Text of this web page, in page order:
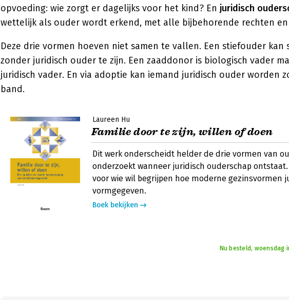
opvoeding: wie zorgt er dagelijks voor het kind? En juridisch
wettelijk als ouder wordt erkend, met alle bijbehorende rechten
Deze drie vormen hoeven niet samen te vallen. Een stiefouder kan
zonder juridisch ouder te zijn. Een zaaddonor is biologisch vader
juridisch vader. En via adoptie kan iemand juridisch ouder worden
band.
Laureen Hu
Familie door te zijn, willen of doen
Dit werk onderscheidt helder de drie vormen van
onderzoekt wanneer juridisch ouderschap
voor wie wil begrijpen hoe moderne gezinsvormen
vormgegeven.
Boek bekijken
Nu besteld, woensdag